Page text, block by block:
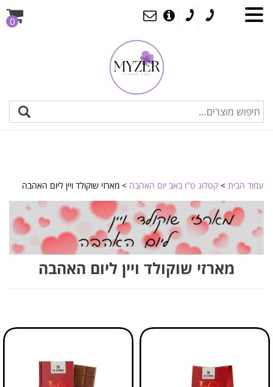
0
עמוד הבית > קטלוג ט"ו באב יום האהבה > מארזי שוקולד ויין ליום האהבה
מארזי שוקולד ויין ליום האהבה